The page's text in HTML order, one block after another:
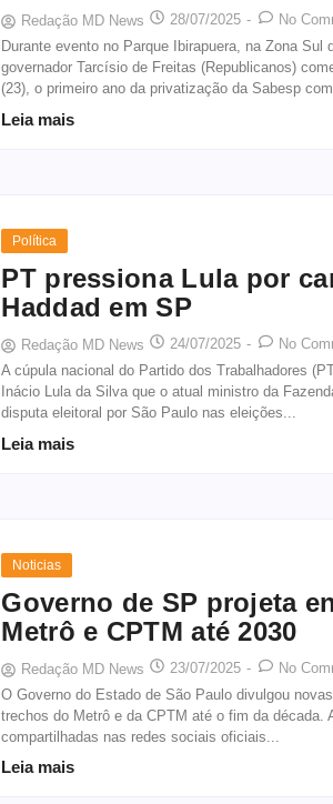
Redação MD News 28/07/2025 -
No
Durante evento no Parque Ibirapuera, na Zona Sul
governador Tarcísio de Freitas (Republicanos)
(23), o primeiro ano da privatização da Sabesp
Leia mais
Política
PT pressiona Lula por
Haddad em SP
Redação MD News 24/07/2025 -
No
A cúpula nacional do Partido dos Trabalhadores
Inácio Lula da Silva que o atual ministro da
disputa eleitoral por São Paulo nas eleições...
Leia mais
Noticias
Governo de SP projeta
Metrô e CPTM até 2030
Redação MD News 23/07/2025 -
No
O Governo do Estado de São Paulo divulgou
trechos do Metrô e da CPTM até o fim da década.
compartilhadas nas redes sociais oficiais...
Leia mais